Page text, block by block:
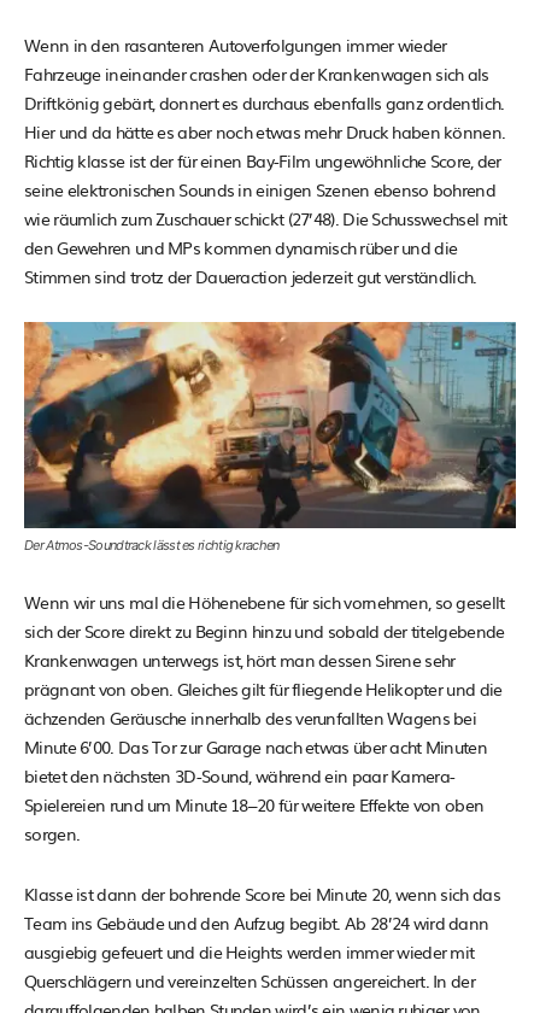
Wenn in den rasanteren Autoverfolgungen immer wieder
Fahrzeuge ineinander crashen oder der Krankenwagen sich als
Driftkönig gebärt, donnert es durchaus ebenfalls ganz ordentlich.
Hier und da hätte es aber noch etwas mehr Druck haben können.
Richtig klasse ist der für einen Bay-Film ungewöhnliche Score, der
seine elektronischen Sounds in einigen Szenen ebenso bohrend
wie räumlich zum Zuschauer schickt (27’48). Die Schusswechsel mit
den Gewehren und MPs kommen dynamisch rüber und die
Stimmen sind trotz der Daueraction jederzeit gut verständlich.
Der Atmos-Soundtrack lässt es richtig krachen
Wenn wir uns mal die Höhenebene für sich vornehmen, so gesellt
sich der Score direkt zu Beginn hinzu und sobald der titelgebende
Krankenwagen unterwegs ist, hört man dessen Sirene sehr
prägnant von oben. Gleiches gilt für fliegende Helikopter und die
ächzenden Geräusche innerhalb des verunfallten Wagens bei
Minute 6’00. Das Tor zur Garage nach etwas über acht Minuten
bietet den nächsten 3D-Sound, während ein paar Kamera-
Spielereien rund um Minute 18–20 für weitere Effekte von oben
sorgen.
Klasse ist dann der bohrende Score bei Minute 20, wenn sich das
Team ins Gebäude und den Aufzug begibt. Ab 28’24 wird dann
ausgiebig gefeuert und die Heights werden immer wieder mit
Querschlägern und vereinzelten Schüssen angereichert. In der